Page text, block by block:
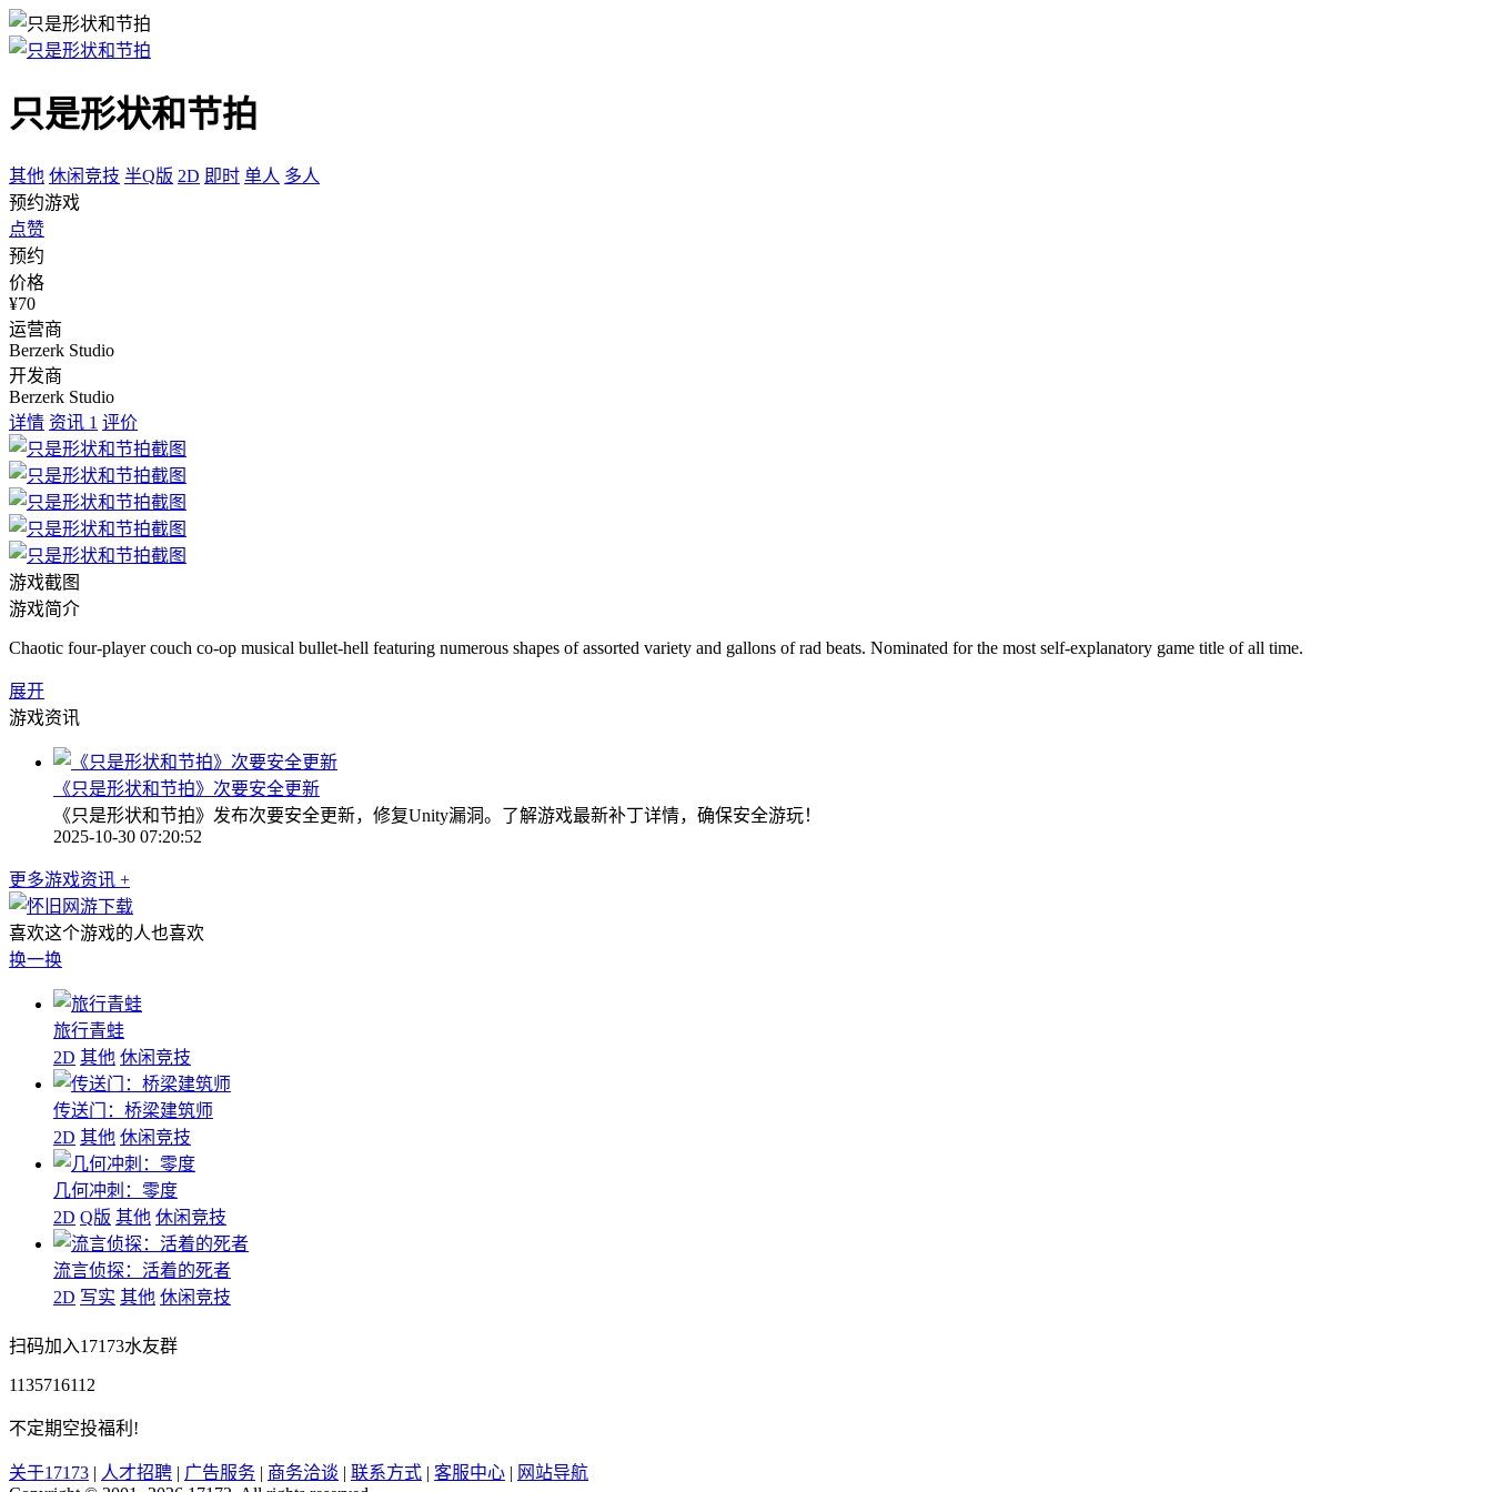
只是形状和节拍
其他 休闲竞技 半Q版 2D 即时 单人 多人
预约游戏
点赞
预约
价格
¥70
运营商
Berzerk Studio
开发商
Berzerk Studio
详情 资讯 1 评价
游戏截图
游戏简介
Chaotic four-player couch co-op musical bullet-hell featuring numerous shapes of assorted variety and gallons of rad beats. Nominated for the most self-explanatory game title of all time.
展开
游戏资讯
《只是形状和节拍》次要安全更新
《只是形状和节拍》发布次要安全更新，修复Unity漏洞。了解游戏最新补丁详情，确保安全游玩！
2025-10-30 07:20:52
更多游戏资讯 +
喜欢这个游戏的人也喜欢
换一换
旅行青蛙
2D 其他 休闲竞技
传送门：桥梁建筑师
2D 其他 休闲竞技
几何冲刺：零度
2D Q版 其他 休闲竞技
流言侦探：活着的死者
2D 写实 其他 休闲竞技
扫码加入17173水友群
1135716112
不定期空投福利!
关于17173 | 人才招聘 | 广告服务 | 商务洽谈 | 联系方式 | 客服中心 | 网站导航